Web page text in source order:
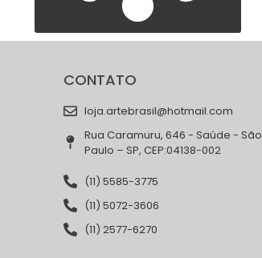
CONTATO
loja.artebrasil@hotmail.com
Rua Caramuru, 646 - Saúde - São
Paulo – SP, CEP:04138-002
(11) 5585-3775
(11) 5072-3606
(11) 2577-6270